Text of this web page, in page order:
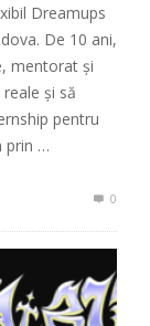
Dreamups
De 10 ani,
mentorat și
și să
pentru
prin …
0